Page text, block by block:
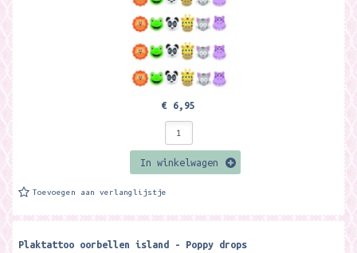
€ 6,95
In winkelwagen
Toevoegen aan verlanglijstje
Plaktattoo oorbellen island - Poppy drops